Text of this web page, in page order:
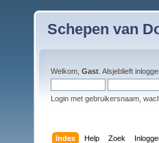
Schepen van
Welkom, Gast . Alsjeblieft
Login met gebruikersnaam,
Index Help Zoek